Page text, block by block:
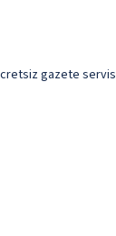
gazete